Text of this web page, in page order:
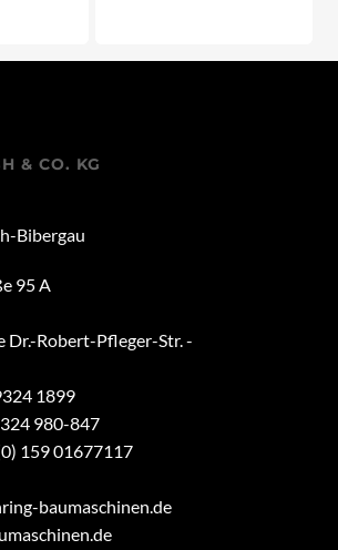
& CO. KG
Bibergau
95 A
Dr.-Robert-Pfleger-Str. -
1899
980-847
159 01677117
baumaschinen.de